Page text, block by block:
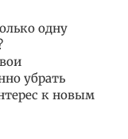
одну
убрать
к новым